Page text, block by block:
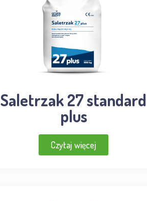
Saletrzak 27 standard
plus
Czytaj więcej